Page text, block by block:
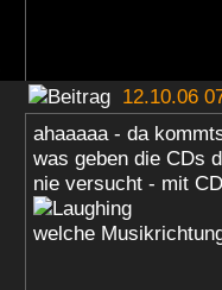
12.10.06
ahaaaaa - da
was geben die CDs
nie versucht - mit
welche